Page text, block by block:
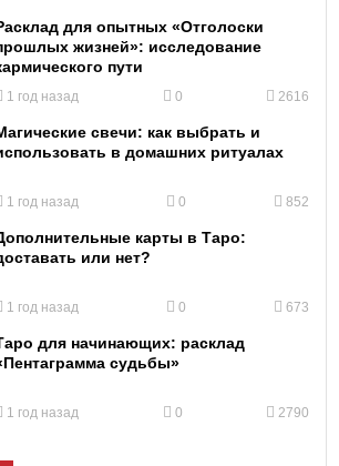
для опытных «Отголоски
жизней»: исследование
пути
1 год назад 0 2616
свечи: как выбрать и
в домашних ритуалах
1 год назад 0 852
карты в Таро:
или нет?
1 год назад 0 673
для начинающих: расклад
судьбы»
1 год назад 0 2790